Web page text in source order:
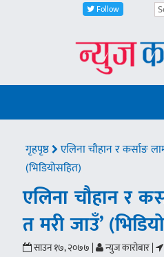
Follow
गृहपृष्ठ
एलिना चौहान र कर्साङ
(भिडियोसहित)
एलिना चौहान र
त मरी जाउँ’
साउन १७, २०७७ | न्युज कारोबार |